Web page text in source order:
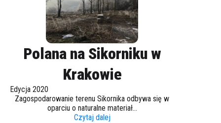
Polana na Sikorniku w
Krakowie
Edycja 2020
Zagospodarowanie terenu Sikornika odbywa się w
oparciu o naturalne materiał...
Czytaj dalej